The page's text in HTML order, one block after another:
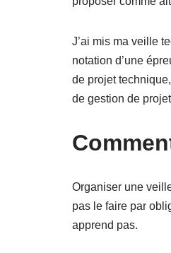
J’ai mis ma veille
notation d’une
de projet
de gestion de
Organiser une
pas le faire par
apprend pas.